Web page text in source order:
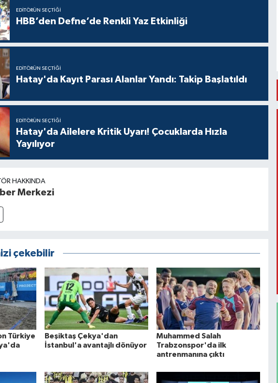
EDITÖRÜN SEÇTIĞI
HBB’den Defne’de Renkli Yaz Etkinliği
EDITÖRÜN SEÇTIĞI
Hatay'da Kayıt Parası Alanlar Yandı: Takip Başlatıldı
EDITÖRÜN SEÇTIĞI
Hatay'da Ailelere Kritik Uyarı! Çocuklarda Hızla
Yayılıyor
HAKKINDA
Merkezi
çekebilir
Türkiye
Beşiktaş Çekya'dan
İstanbul'a avantajlı dönüyor
Muhammed Salah
Trabzonspor'da ilk
antrenmanına çıktı